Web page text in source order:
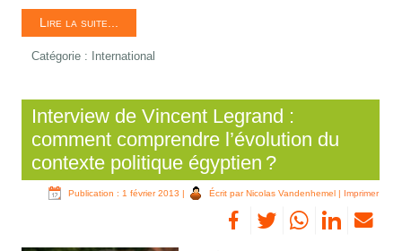
Lire la suite...
Catégorie : International
Interview de Vincent Legrand :
comment comprendre l’évolution du
contexte politique égyptien ?
Publication : 1 février 2013 | Écrit par Nicolas Vandenhemel | Imprimer